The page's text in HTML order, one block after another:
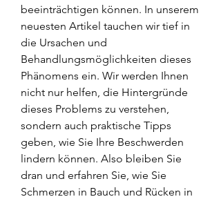
beeinträchtigen können. In unserem
neuesten Artikel tauchen wir tief in
die Ursachen und
Behandlungsmöglichkeiten dieses
Phänomens ein. Wir werden Ihnen
nicht nur helfen, die Hintergründe
dieses Problems zu verstehen,
sondern auch praktische Tipps
geben, wie Sie Ihre Beschwerden
lindern können. Also bleiben Sie
dran und erfahren Sie, wie Sie
Schmerzen in Bauch und Rücken in